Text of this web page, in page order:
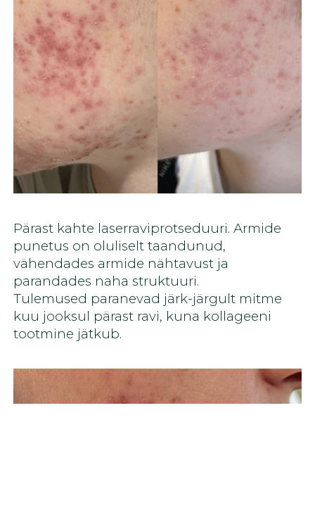
Pärast kahte laserraviprotseduuri. Armide
punetus on oluliselt taandunud,
vähendades armide nähtavust ja
parandades naha struktuuri.
Tulemused paranevad järk-järgult mitme
kuu jooksul pärast ravi, kuna kollageeni
tootmine jätkub.